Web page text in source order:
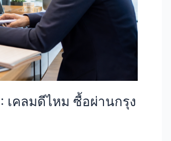
เคลมดีไหม ซื้อผ่านกรุง